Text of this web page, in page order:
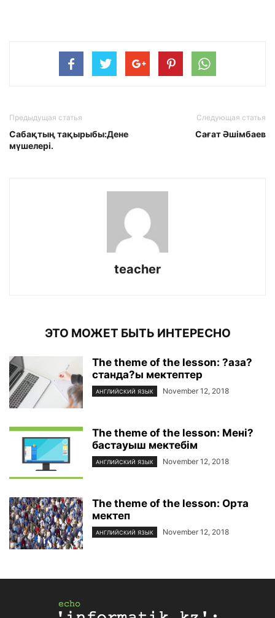
Предыдущая статья
Сабақтың тақырыбы:Дене
мүшелері.
Следующая статья
Сағат Әшімбаев
teacher
ЭТО МОЖЕТ БЫТЬ ИНТЕРЕСНО
The theme of the lesson: ?аза?
станда?ы мектептер
АНГЛИЙСКИЙ ЯЗЫК November 12, 2018
The theme of the lesson: Мені?
бастауыш мектебім
АНГЛИЙСКИЙ ЯЗЫК November 12, 2018
The theme of the lesson: Орта
мектеп
АНГЛИЙСКИЙ ЯЗЫК November 12, 2018